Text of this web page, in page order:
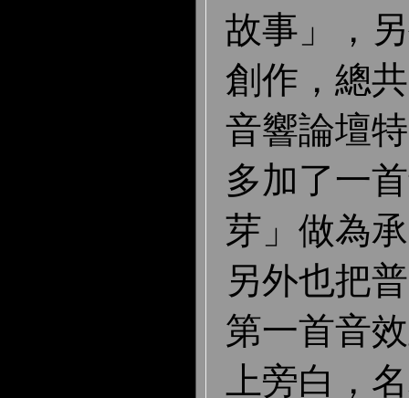
故事」，
創作，總
音響論壇
多加了一
芽」做為
另外也把
第一首音
上旁白，